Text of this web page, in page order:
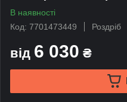
В наявності
Код: 7701473449
Роздріб
від 6 030 ₴